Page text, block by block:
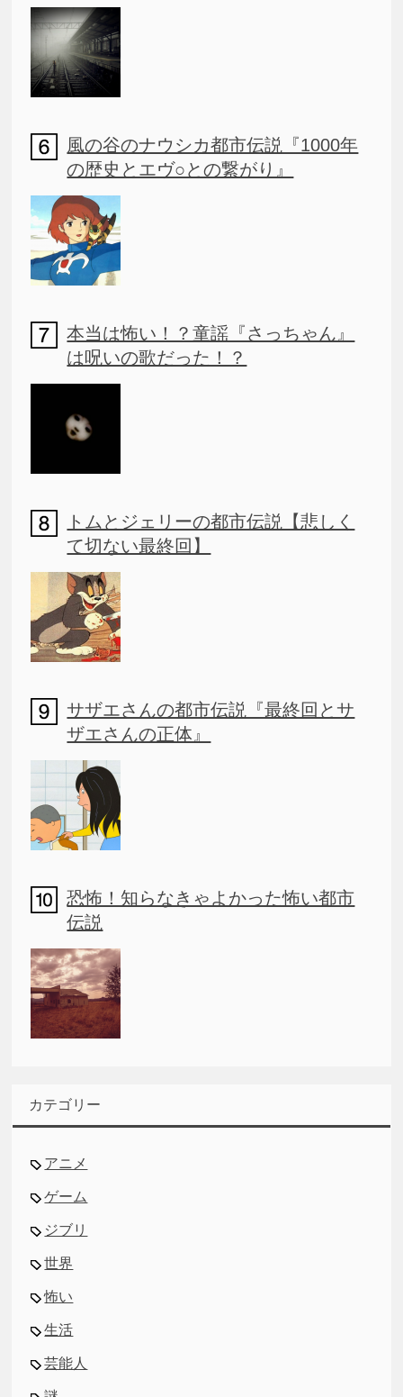
風の谷のナウシカ都市伝説『1000年
の歴史とエヴ○との繋がり』
本当は怖い！？童謡『さっちゃん』
は呪いの歌だった！？
トムとジェリーの都市伝説【悲しく
て切ない最終回】
サザエさんの都市伝説『最終回とサ
ザエさんの正体』
恐怖！知らなきゃよかった怖い都市
伝説
カテゴリー
アニメ
ゲーム
ジブリ
世界
怖い
生活
芸能人